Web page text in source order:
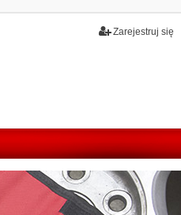
Zarejestruj się